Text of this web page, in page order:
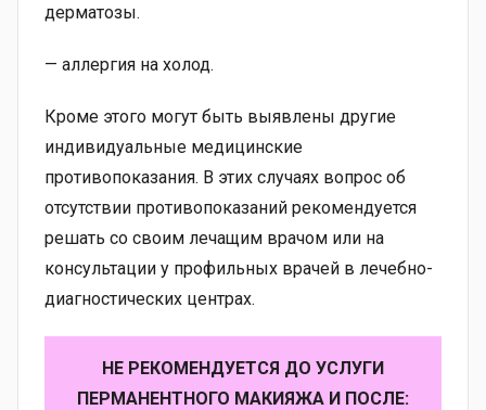
дерматозы.
— аллергия на холод.
Кроме этого могут быть выявлены другие
индивидуальные медицинские
противопоказания. В этих случаях вопрос об
отсутствии противопоказаний рекомендуется
решать со своим лечащим врачом или на
консультации у профильных врачей в лечебно-
диагностических центрах.
НЕ РЕКОМЕНДУЕТСЯ ДО УСЛУГИ
ПЕРМАНЕНТНОГО МАКИЯЖА И ПОСЛЕ: